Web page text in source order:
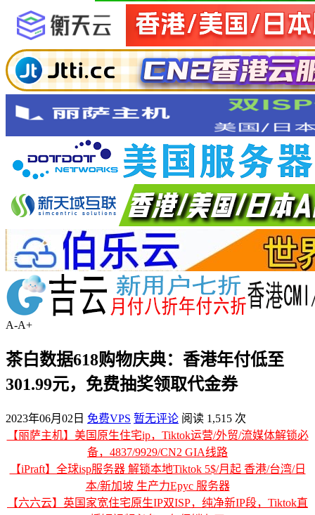
A-A+
茶白数据618购物庆典：香港年付低至
301.99元，免费抽奖领取代金券
2023年06月02日 免费VPS 暂无评论 阅读 1,515 次
【丽萨主机】美国原生住宅ip，Tiktok运营/外贸/流媒体解锁必
备，4837/9929/CN2 GIA线路
【iPraft】全球isp服务器 解锁本地Tiktok 5$/月起 香港/台湾/日
本/新加坡 生产力Epyc 服务器
【六六云】英国家宽住宅原生IP双ISP，纯净新IP段，Tiktok直